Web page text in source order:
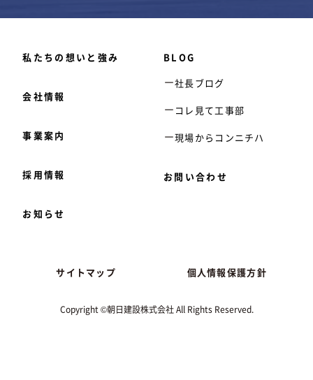
私たちの想いと強み
会社情報
事業案内
採用情報
お知らせ
BLOG
社長ブログ
コレ見て工事部
現場からコンニチハ
お問い合わせ
Copyright ©朝日建設株式会社 All Rights Reserved.
サイトマップ 個人情報保護方針